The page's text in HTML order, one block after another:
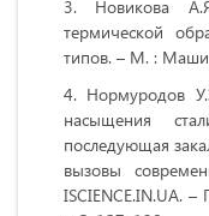
Новикова
термической
типов. – М. :
Нормуродов
насыщения
последующая
вызовы
ISCIENCE.IN.UA.